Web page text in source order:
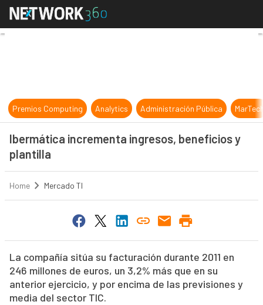
Ibermática incrementa ingresos,
Premios Computing Analytics Administración Pública
Ibermática incrementa ingresos, beneficios y
plantilla
Home Mercado TI
La compañía sitúa su facturación durante 2011 en
246 millones de euros, un 3,2% más que en su
anterior ejercicio, y por encima de las previsiones y
media del sector TIC.